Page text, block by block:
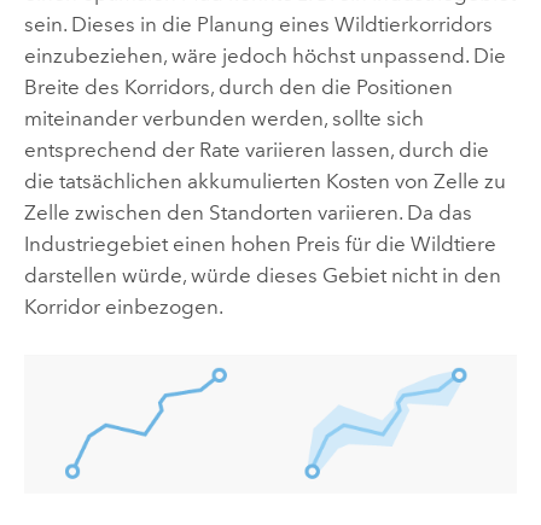
sein. Dieses in die Planung eines Wildtierkorridors
einzubeziehen, wäre jedoch höchst unpassend. Die
Breite des Korridors, durch den die Positionen
miteinander verbunden werden, sollte sich
entsprechend der Rate variieren lassen, durch die
die tatsächlichen akkumulierten Kosten von Zelle zu
Zelle zwischen den Standorten variieren. Da das
Industriegebiet einen hohen Preis für die Wildtiere
darstellen würde, würde dieses Gebiet nicht in den
Korridor einbezogen.